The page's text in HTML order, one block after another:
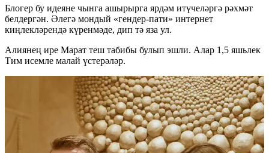
Блогер бу идеяне чынга ашырырга ярдәм итүчеләргә рәхмәт
белдергән. Әлегә мондый «гендер-пати» интернет
киңлекләрендә күренмәде, дип тә яза ул.
Алиянең ире Марат теш табибы булып эшли. Алар 1,5 яшьлек
Тим исемле малай үстерәләр.